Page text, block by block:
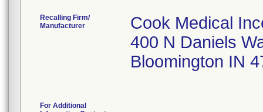
Recalling Firm/
Manufacturer
Cook Medical
400 N Daniels
Bloomington IN
For Additional